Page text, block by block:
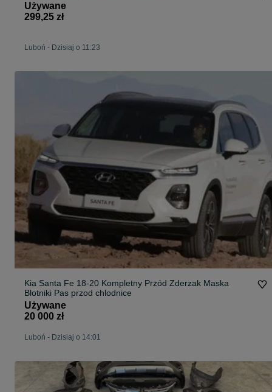
Używane
299,25 zł
Luboń - Dzisiaj o 11:23
Kia Santa Fe 18-20 Kompletny Przód Zderzak Maska
Blotniki Pas przod chlodnice
Używane
20 000 zł
Luboń - Dzisiaj o 14:01